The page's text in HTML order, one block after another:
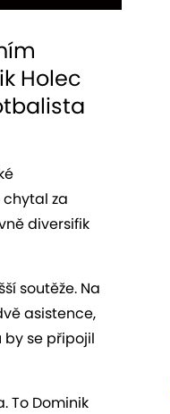
Holec
chytal za
diversifik
soutěže. Na
asistence,
by se připojil
To Dominik